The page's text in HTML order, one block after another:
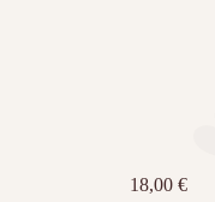
18,00€